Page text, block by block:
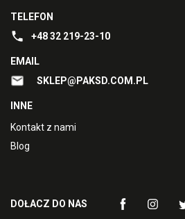
TELEFON
+48 32 219-23-10
EMAIL
SKLEP@PAKSD.COM.PL
INNE
Kontakt z nami
Blog
DOŁACZ DO NAS